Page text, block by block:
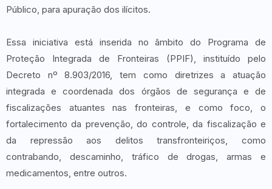
Público, para apuração dos ilícitos.
Essa iniciativa está inserida no âmbito do Programa de
Proteção Integrada de Fronteiras (PPIF), instituído pelo
Decreto nº 8.903/2016, tem como diretrizes a atuação
integrada e coordenada dos órgãos de segurança e de
fiscalizações atuantes nas fronteiras, e como foco, o
fortalecimento da prevenção, do controle, da fiscalização e
da repressão aos delitos transfronteiriços, como
contrabando, descaminho, tráfico de drogas, armas e
medicamentos, entre outros.